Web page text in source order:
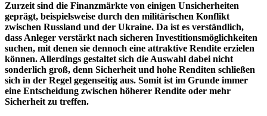
Zurzeit sind die Finanzmärkte von einigen Unsicherheiten
geprägt, beispielsweise durch den militärischen Konflikt
zwischen Russland und der Ukraine. Da ist es verständlich,
dass Anleger verstärkt nach sicheren Investitionsmöglichkeiten
suchen, mit denen sie dennoch eine attraktive Rendite erzielen
können. Allerdings gestaltet sich die Auswahl dabei nicht
sonderlich groß, denn Sicherheit und hohe Renditen schließen
sich in der Regel gegenseitig aus. Somit ist im Grunde immer
eine Entscheidung zwischen höherer Rendite oder mehr
Sicherheit zu treffen.